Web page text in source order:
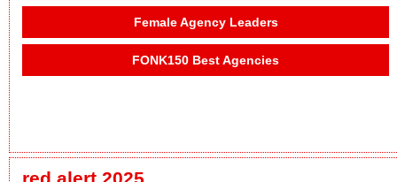
Female Agency Leaders
FONK150 Best Agencies